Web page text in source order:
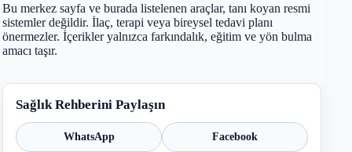
Bu merkez sayfa ve burada listelenen araçlar, tanı koyan resmi
sistemler değildir. İlaç, terapi veya bireysel tedavi planı
önermezler. İçerikler yalnızca farkındalık, eğitim ve yön bulma
amacı taşır.
Sağlık Rehberini Paylaşın
WhatsApp Facebook